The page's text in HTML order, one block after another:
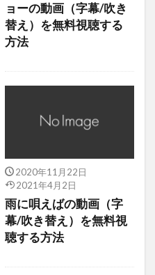
ョーの動画（字幕/吹き
替え）を無料視聴する
方法
2020年11月22日
2021年4月2日
雨に唄えばの動画（字
幕/吹き替え）を無料視
聴する方法